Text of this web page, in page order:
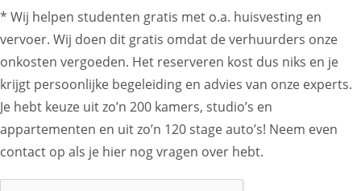
* Wij helpen studenten gratis met o.a. huisvesting en
vervoer. Wij doen dit gratis omdat de verhuurders onze
onkosten vergoeden. Het reserveren kost dus niks en je
krijgt persoonlijke begeleiding en advies van onze experts.
Je hebt keuze uit zo’n 200 kamers, studio’s en
appartementen en uit zo’n 120 stage auto’s! Neem even
contact op als je hier nog vragen over hebt.